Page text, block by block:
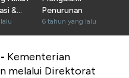
&
Penurunan
6 tahun yang lalu
Kementerian
melalui Direktorat